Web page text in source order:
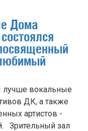
Дома
лучше вокальные
ДК, а также
артистов -
Зрительный зал